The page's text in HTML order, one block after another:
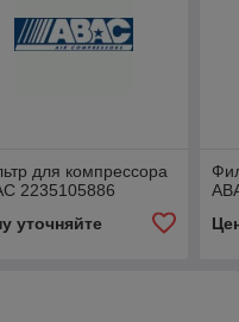
для компрессора
2235105886
уточняйте